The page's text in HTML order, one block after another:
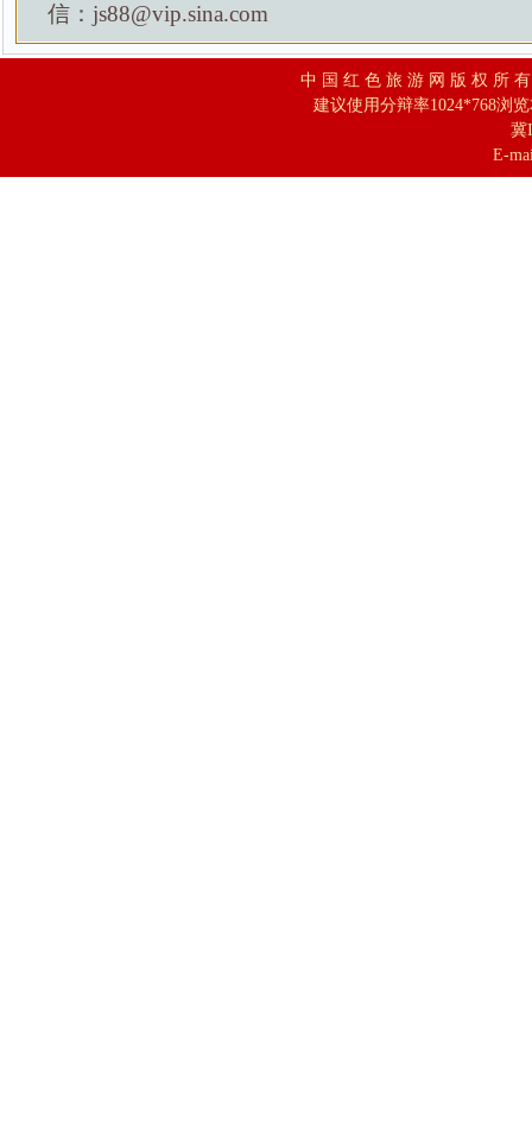
信：js88@vip.sina.com
中 国 红 色 旅 游 网 版 权 所
建议使用分辩率1024*768浏
冀
E-